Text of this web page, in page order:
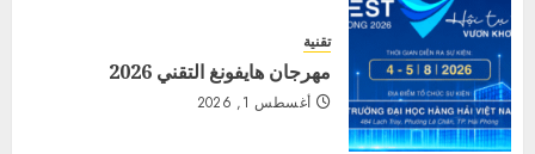
تقنية
مهرجان هايفونغ التقني 2026
أغسطس 1, 2026